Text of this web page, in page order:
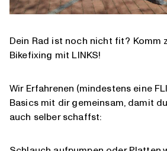
Dein Rad ist noch nicht fit? Komm
Bikefixing mit LINKS!
Wir Erfahrenen (mindestens eine
Basics mit dir gemeinsam, damit
auch selber schaffst: